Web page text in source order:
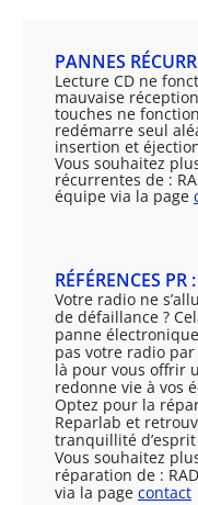
PANNES
Lecture CD ne
mauvaise
touches ne
redémarre seul
insertion et
Vous souhaitez
récurrentes de :
équipe via la page
RÉFÉRENCES PR
Votre radio ne
de défaillance ?
panne
pas votre radio
là pour vous offrir
redonne vie à vos
Optez pour la
Reparlab et
tranquillité
Vous souhaitez
réparation de :
via la page contact